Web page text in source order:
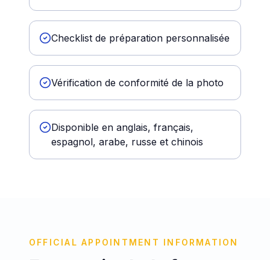
Checklist de préparation personnalisée
Vérification de conformité de la photo
Disponible en anglais, français,
espagnol, arabe, russe et chinois
OFFICIAL APPOINTMENT INFORMATION